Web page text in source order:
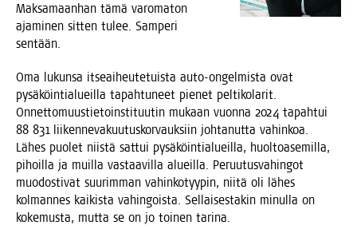
Mak­sa­maan­han tämä varo­ma­ton
aja­mi­nen sit­ten tulee. Sam­pe­ri
sentään.
Oma lukun­sa itse­ai­heu­te­tuis­ta auto-ongel­mis­ta ovat
pysä­köin­tia­lueil­la tapah­tu­neet pie­net pel­ti­ko­la­rit.
Onnet­to­muus­tie­toins­ti­tuu­tin mukaan vuon­na 2024 tapah­tui
88 831 lii­ken­ne­va­kuu­tus­kor­vauk­siin joh­ta­nut­ta vahin­koa.
Lähes puo­let niis­tä sat­tui pysä­köin­tia­lueil­la, huol­toa­se­mil­la,
pihoil­la ja muil­la vas­taa­vil­la alueil­la. Peruu­tus­va­hin­got
muo­dos­ti­vat suu­rim­man vahin­ko­tyy­pin, nii­tä oli lähes
kol­man­nes kai­kis­ta vahin­gois­ta. Sel­lai­ses­ta­kin minul­la on
koke­mus­ta, mut­ta se on jo toi­nen tarina.